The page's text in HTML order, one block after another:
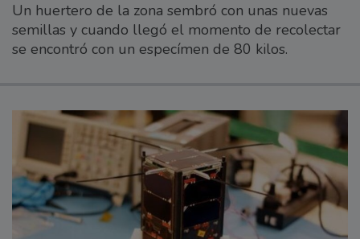
Un huertero de la zona sembró con unas nuevas
semillas y cuando llegó el momento de recolectar
se encontró con un especímen de 80 kilos.